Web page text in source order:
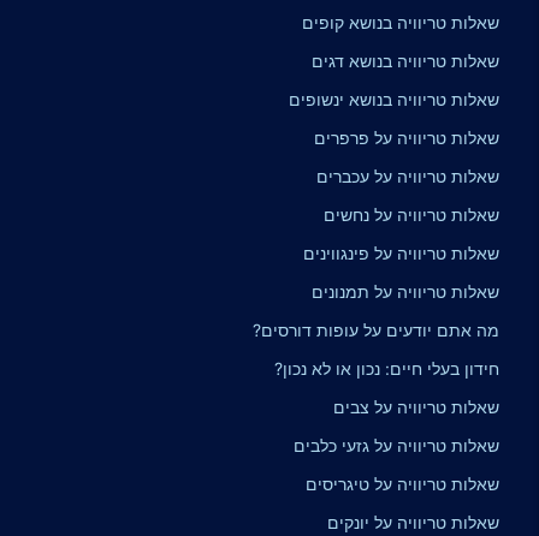
שאלות טריוויה בנושא קופים
שאלות טריוויה בנושא דגים
שאלות טריוויה בנושא ינשופים
שאלות טריוויה על פרפרים
שאלות טריוויה על עכברים
שאלות טריוויה על נחשים
שאלות טריוויה על פינגווינים
שאלות טריוויה על תמנונים
מה אתם יודעים על עופות דורסים?
חידון בעלי חיים: נכון או לא נכון?
שאלות טריוויה על צבים
שאלות טריוויה על גזעי כלבים
שאלות טריוויה על טיגריסים
שאלות טריוויה על יונקים